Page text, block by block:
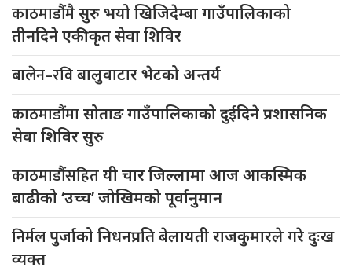
काठमाडौंमैसुरु भयो खिजिदेम्बा गाउँपालिकाको
तीनदिने एकीकृत सेवा शिविर
बालेन–रविबालुवाटार भेटको अन्तर्य
काठमाडौंमासोताङ गाउँपालिकाको दुईदिने प्रशासनिक
सेवा शिविर सुरु
काठमाडौंसहितयी चार जिल्लामा आज आकस्मिक
बाढीको ‘उच्च’ जोखिमको पूर्वानुमान
निर्मलपुर्जाको निधनप्रति बेलायती राजकुमारले गरे दुःख
व्यक्त